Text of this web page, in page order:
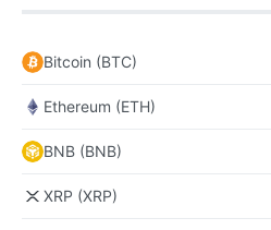
Bitcoin (BTC)
Ethereum (ETH)
BNB (BNB)
XRP (XRP)